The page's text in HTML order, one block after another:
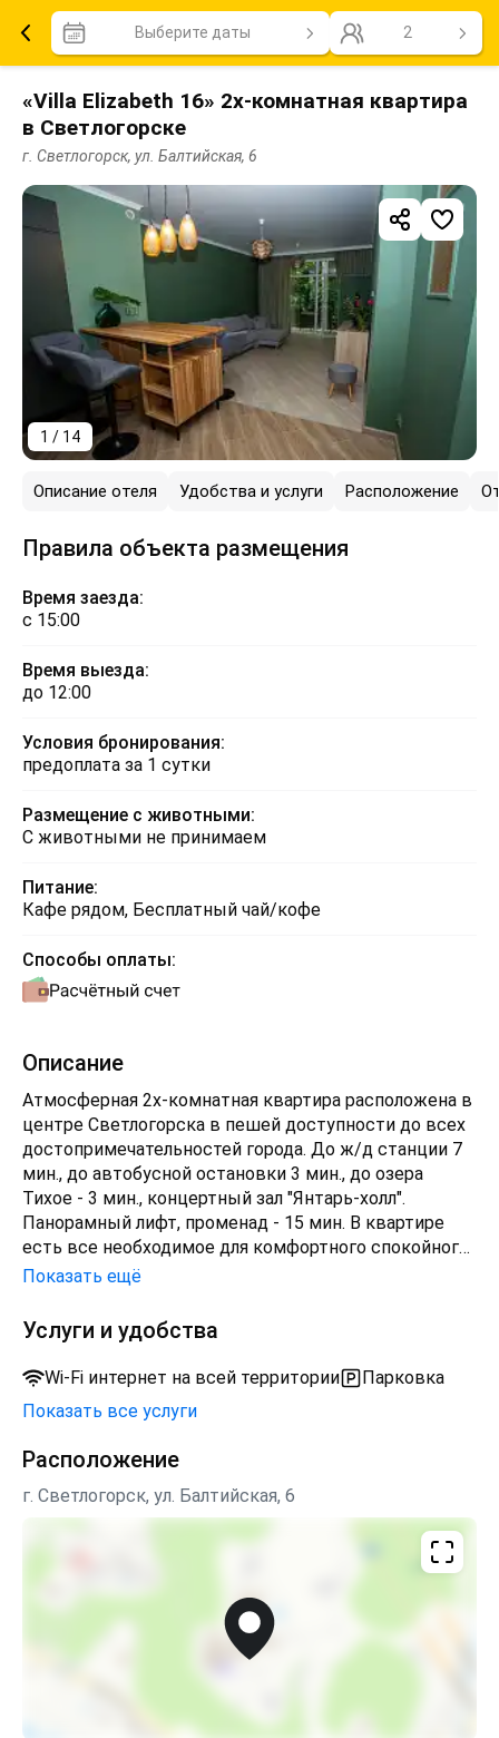
Выберите даты 2
«Villa Elizabeth 16» 2х-комнатная квартира
в Светлогорске
г. Светлогорск, ул. Балтийская, 6
1 / 14
Описание отеля Удобства и услуги Расположение
Правила объекта размещения
Время заезда:
с 15:00
Время выезда:
до 12:00
Условия бронирования:
предоплата за 1 сутки
Размещение с животными:
С животными не принимаем
Питание:
Кафе рядом, Бесплатный чай/кофе
Способы оплаты:
Описание
Атмосферная 2х-комнатная квартира расположена в
центре Светлогорска в пешей доступности до всех
достопримечательностей города. До ж/д станции 7
мин., до автобусной остановки 3 мин., до озера
Тихое - 3 мин., концертный зал "Янтарь-холл".
Панорамный лифт, променад - 15 мин. В квартире
есть все необходимое для комфортного спокойного
отдыха. На открытом балконе с видом на природный
пение птиц. Чистый воздух Балтики и атмосфера
курортного города, прогулки по берегу Балтийского
моря, невероятной красоты закаты - приятное
дополнение к Вашему отдыху. Буду рада встретить
Вас в Светлогорске! Анна.
Показать ещё
Услуги и удобства
Wi-Fi интернет на всей территории
Парковка
Показать все услуги
Расположение
г. Светлогорск, ул. Балтийская, 6